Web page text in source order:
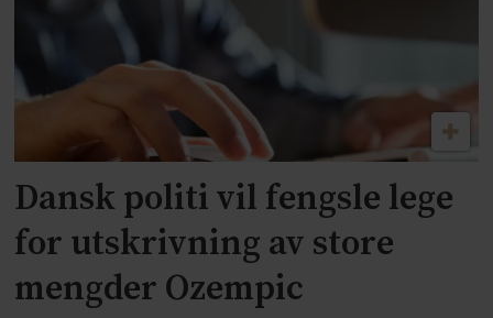
Dansk politi vil fengsle lege
for utskrivning av store
mengder Ozempic